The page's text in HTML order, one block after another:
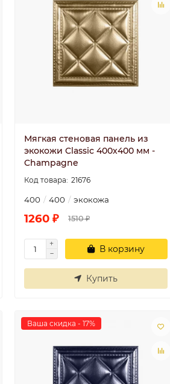
Плинтус
потолочный П 20
100/40
..
Ира 30.06.2025
Мягкая стеновая панель из
экокожи Classic 400х400 мм -
Champagne
21676
400 400 экокожа
1260 ₽ 1510 ₽
В корзину
Купить
Ваша скидка - 17%